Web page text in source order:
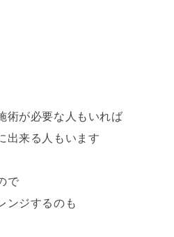
術が必要な人もいれば
出来る人もいます
で
ンジするのも